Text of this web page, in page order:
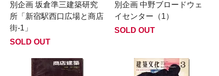
別企画 坂倉準三建築研究
所「新宿駅西口広場と商店
街-1」
SOLD OUT
別企画 中野ブロードウェ
イセンター（1）
SOLD OUT